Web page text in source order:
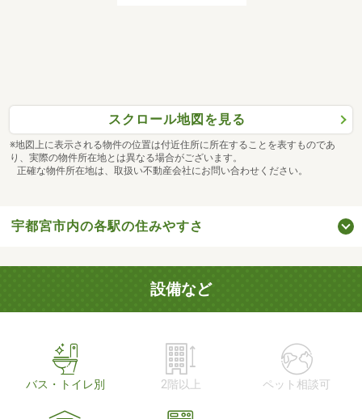
スクロール地図を見る
※地図上に表示される物件の位置は付近住所に所在することを表すものであ
り、実際の物件所在地とは異なる場合がございます。
正確な物件所在地は、取扱い不動産会社にお問い合わせください。
宇都宮市内の各駅の住みやすさ
設備など
バス・トイレ別 2階以上 ペット相談可